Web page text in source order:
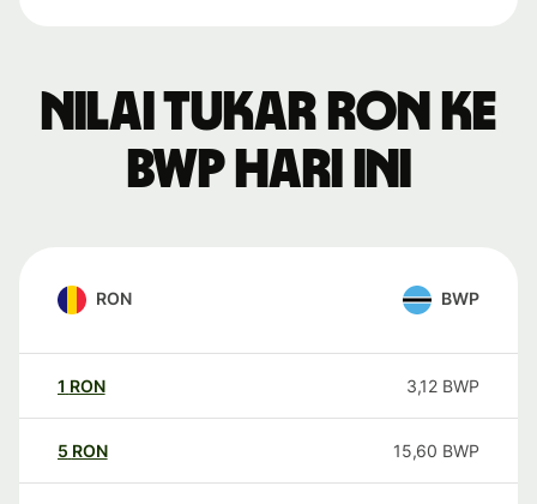
Nilai tukar RON ke
BWP hari ini
RON BWP
1 RON 3,12 BWP
5 RON 15,60 BWP